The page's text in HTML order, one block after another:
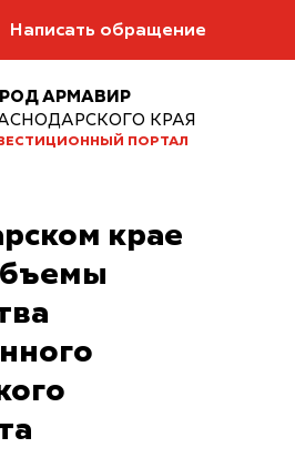
Написать обращение
АРМАВИР
КРАЯ
ПОРТАЛ
крае